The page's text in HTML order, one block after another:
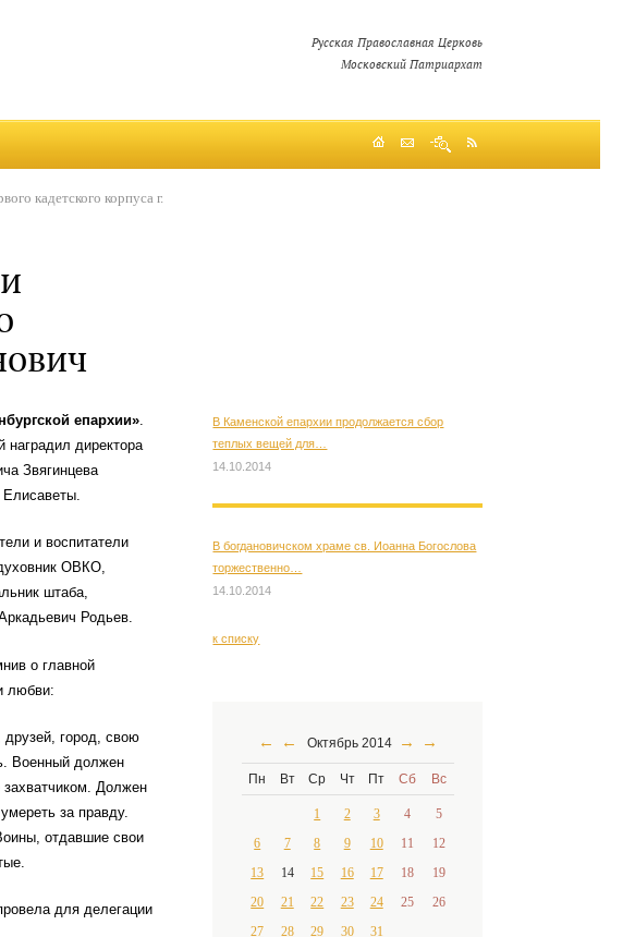
Русская Православная Церковь
Московский Патриархат
кадетского корпуса г.
епархии».
директора
Звягинцева
Елисаветы.
и воспитатели
ОВКО,
штаба,
Родьев.
о главной
любви:
город, свою
Военный должен
Должен
за правду.
отдавшие свои
для делегации
В Каменской епархии продолжается сбор
теплых вещей для…
14.10.2014
В богдановичском храме св. Иоанна Богослова
торжественно…
14.10.2014
к списку
← ← Октябрь 2014 → →
Пн Вт Ср Чт Пт Сб Вс
1 2 3 4
5
6
7 8 9 10 11
12
13
14 15 16 17 18
19
20
21 22 23 24 25
26
27
28 29 30 31